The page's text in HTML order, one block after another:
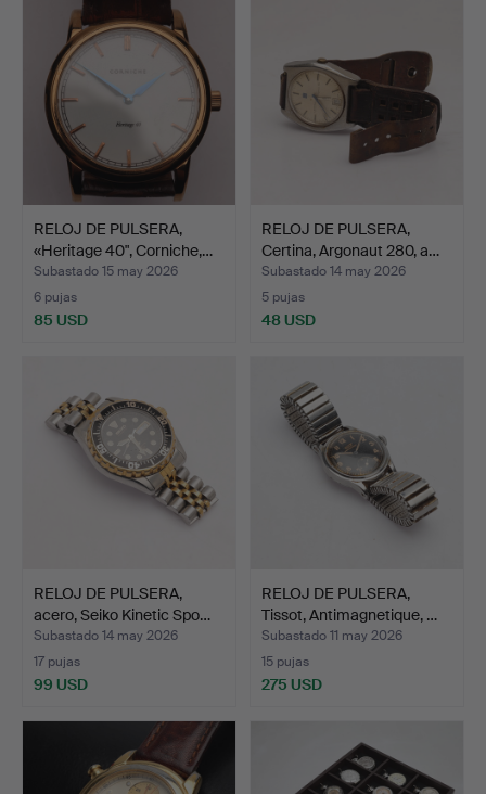
RELOJ DE PULSERA,
«Heritage 40", Corniche,…
Subastado 15 may 2026
6 pujas
85 USD
RELOJ DE PULSERA,
Certina, Argonaut 280, a…
Subastado 14 may 2026
5 pujas
48 USD
RELOJ DE PULSERA,
acero, Seiko Kinetic Spo…
Subastado 14 may 2026
17 pujas
99 USD
RELOJ DE PULSERA,
Tissot, Antimagnetique, …
Subastado 11 may 2026
15 pujas
275 USD